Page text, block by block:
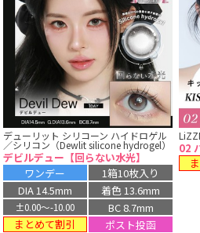
デューリット シリコーン ハイドロゲル
／シリコン（Dewlit silicone hydrogel）
デビルデュー【回らない水光】
ワンデー
1箱10枚入り
DIA 14.5mm
着色 13.6mm
±0.00〜-10.00
BC 8.7mm
まとめて割引
ポスト投函
02